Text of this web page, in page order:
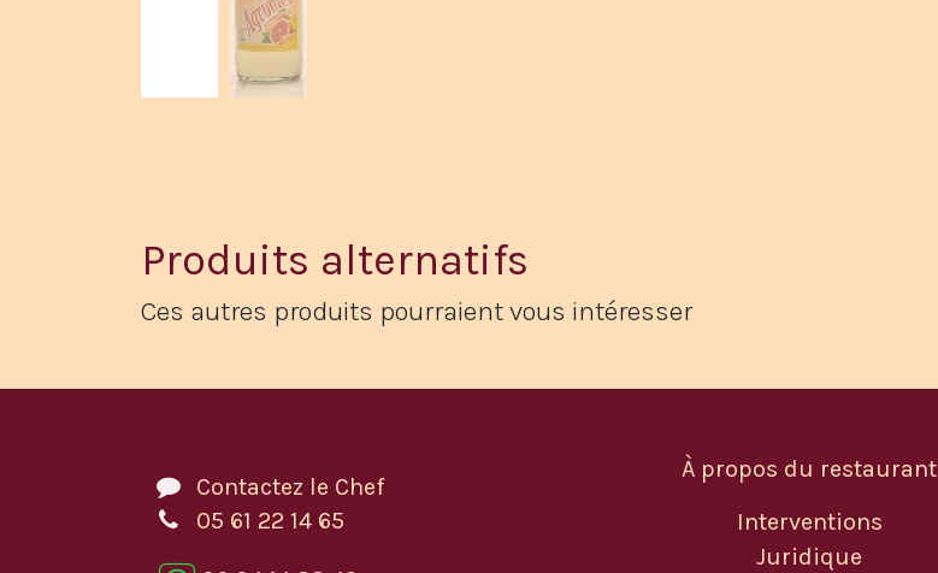
Produits alternatifs
Ces autres produits pourraient vous intéresser
À propos du restaurant
Interventions
Juridique
Contactez le Chef
05 61 22 14 65